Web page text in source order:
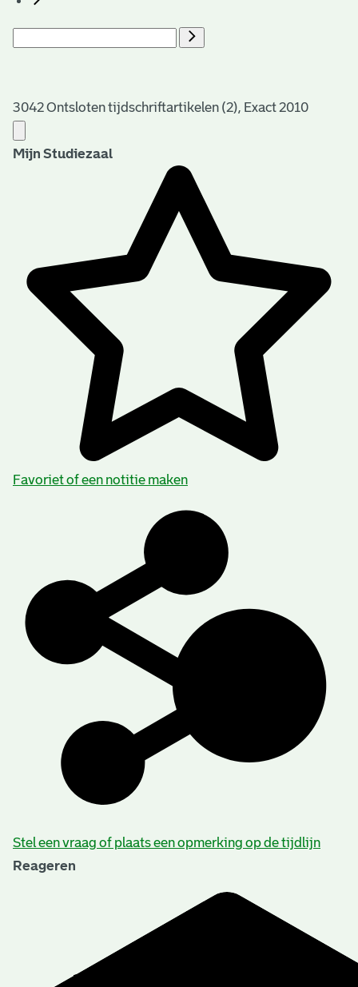
3042 Ontsloten tijdschriftartikelen (2), Exact 2010
Mijn Studiezaal
Favoriet of een notitie maken
Stel een vraag of plaats een opmerking op de tijdlijn
Reageren